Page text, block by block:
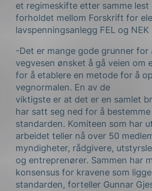
et regimeskifte etter samme lest
forholdet mellom Forskrift for
lavspenningsanlegg FEL og NEK
-Det er mange gode grunner for
vegvesen ønsket å gå veien om
for å etablere en metode for å
vegnormalen. En av de
viktigste er at det er en samlet
har satt seg ned for å
standarden. Komiteen som har
arbeidet teller nå over 50
myndigheter, rådgivere,
og entreprenører. Sammen har
konsensus for kravene som
standarden, forteller Gunnar